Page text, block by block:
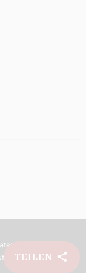
TEILEN
Barrierefreiheit